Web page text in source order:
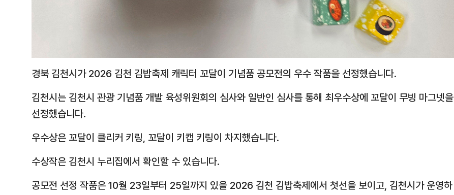
경북 김천시가 2026 김천 김밥축제 캐릭터 꼬달이 기념품 공모전의 우수 작품을 선정했습니다.
김천시는 김천시 관광 기념품 개발 육성위원회의 심사와 일반인 심사를 통해 최우수상에 꼬달이 무빙 마그넷을
선정했습니다.
우수상은 꼬달이 클리커 키링, 꼬달이 키캡 키링이 차지했습니다.
수상작은 김천시 누리집에서 확인할 수 있습니다.
공모전 선정 작품은 10월 23일부터 25일까지 있을 2026 김천 김밥축제에서 첫선을 보이고, 김천시가 운영하